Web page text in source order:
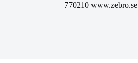
770210 www.zebro.se